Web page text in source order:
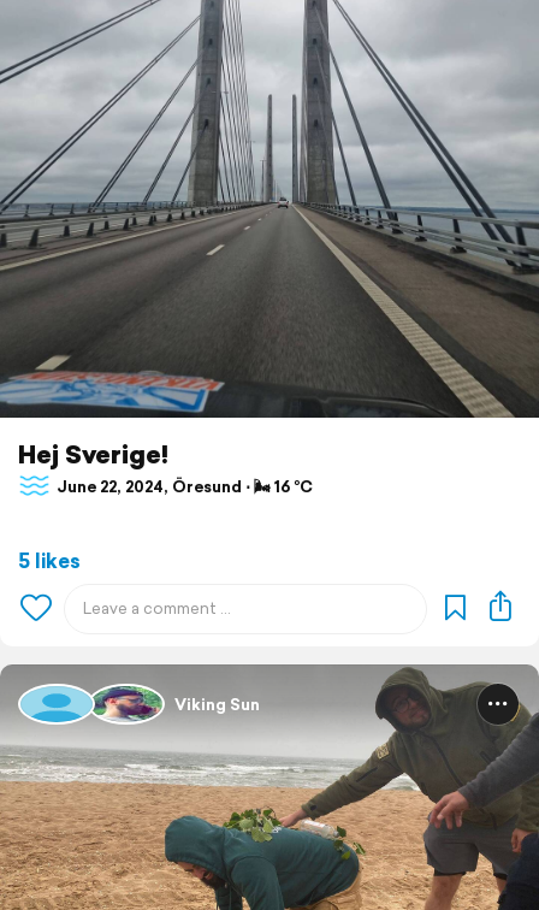
Hej Sverige!
June 22, 2024, Öresund ⋅ 🌬 16 °C
5 likes
Viking Sun